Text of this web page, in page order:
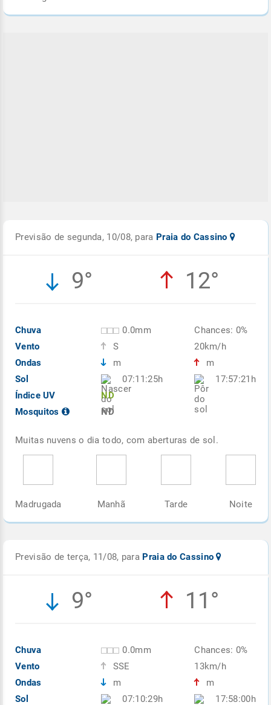
Previsão de segunda, 10/08, para Praia do Cassino
9° 12°
Chuva
Vento
Ondas
Sol
Índice UV
Mosquitos
0.0mm
S
m
07:11:25h
ND
ND
Chances: 0%
20km/h
m
17:57:21h
Muitas nuvens o dia todo, com aberturas de sol.
Madrugada Manhã Tarde Noite
Previsão de terça, 11/08, para Praia do Cassino
9° 11°
Chuva
Vento
Ondas
Sol
0.0mm
SSE
m
07:10:29h
Chances: 0%
13km/h
m
17:58:00h